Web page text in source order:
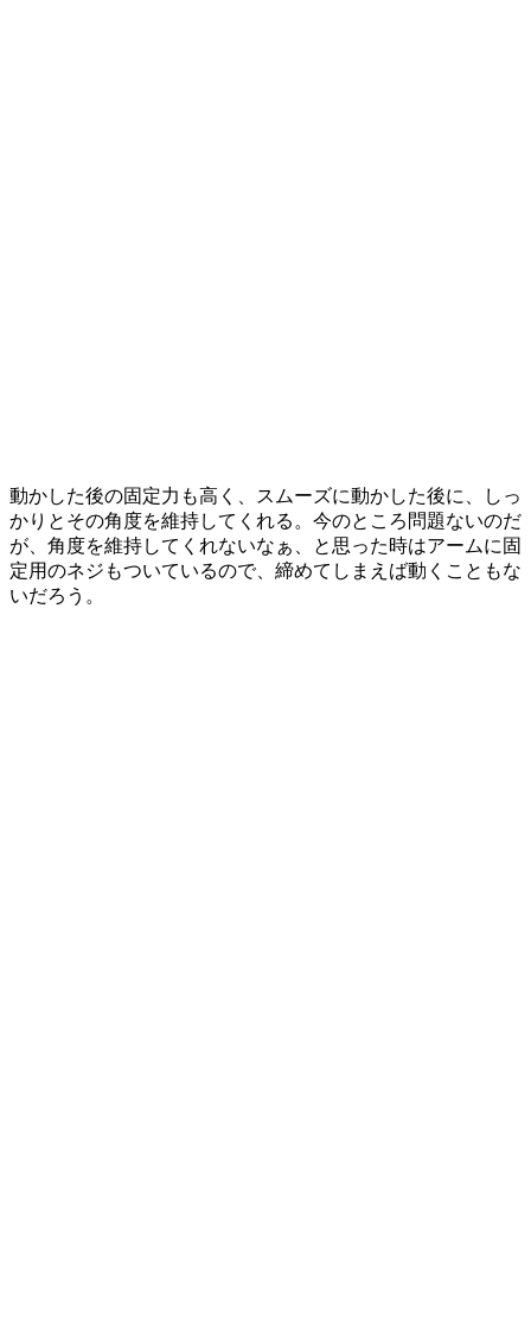
動かした後の固定力も高く、スムーズに動かした後に、しっ
かりとその角度を維持してくれる。今のところ問題ないのだ
が、角度を維持してくれないなぁ、と思った時はアームに固
定用のネジもついているので、締めてしまえば動くこともな
いだろう。